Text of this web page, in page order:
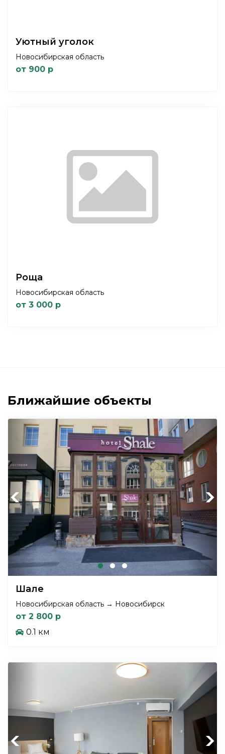
Уютный уголок
Новосибирская область
от 900 р
Роща
Новосибирская область
от 3 000 р
Ближайшие объекты
Previous Next
Шале
Новосибирская область → Новосибирск
от 2 800 р
0.1 км
Previous Next